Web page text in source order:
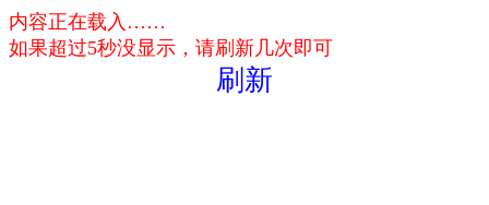
内容正在载入……
如果超过5秒没显示，请刷新几次即可
刷新